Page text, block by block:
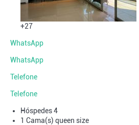
+27
WhatsApp
WhatsApp
Telefone
Telefone
Hóspedes4
1 Cama(s) queen size